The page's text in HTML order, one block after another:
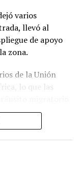
varios
llevó al
de apoyo
zona.
de la Unión
lo que las